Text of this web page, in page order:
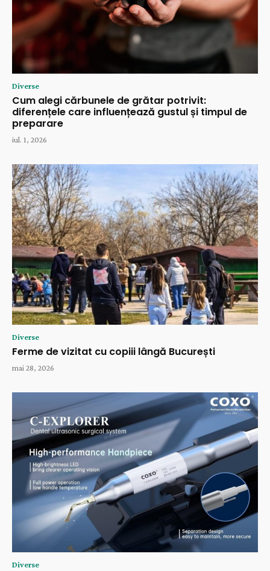
Diverse
Cum alegi cărbunele de grătar potrivit:
diferențele care influențează gustul și timpul de
preparare
iul. 1, 2026
Diverse
Ferme de vizitat cu copiii lângă București
mai 28, 2026
Diverse